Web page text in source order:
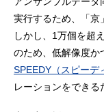
実行するため、「京
しかし、1万個を超
のため、低解像度か
SPEEDY（スピーデ
レーションをできる